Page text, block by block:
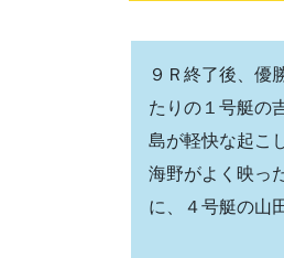
９Ｒ終了後、優
たりの１号艇の
島が軽快な起こ
海野がよく映っ
に、４号艇の山